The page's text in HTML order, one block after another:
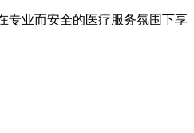
专业而安全的医疗服务氛围下享